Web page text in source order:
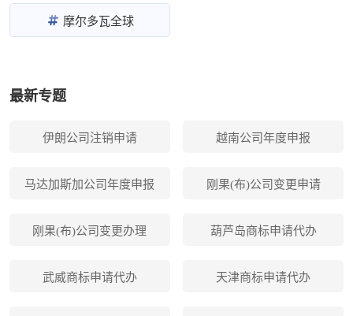
摩尔多瓦全球
最新专题
伊朗公司注销申请 越南公司年度申报
马达加斯加公司年度申报 刚果(布)公司变更申请
刚果(布)公司变更办理 葫芦岛商标申请代办
武威商标申请代办 天津商标申请代办